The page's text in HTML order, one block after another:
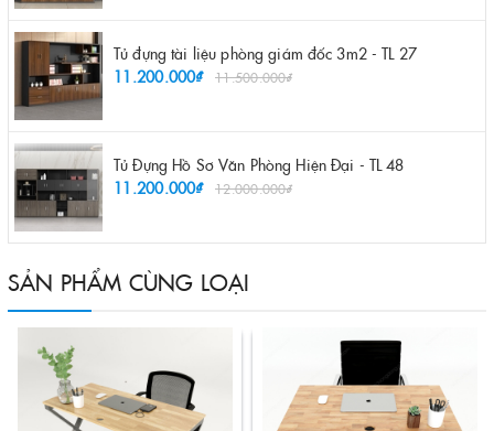
Tủ đựng tài liệu phòng giám đốc 3m2 - TL 27
11.200.000₫
11.500.000₫
Tủ Đựng Hồ Sơ Văn Phòng Hiện Đại - TL 48
11.200.000₫
12.000.000₫
SẢN PHẨM CÙNG LOẠI